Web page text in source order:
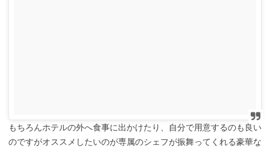
もちろんホテルの外へ食事に出かけたり、自分で用意するのも良い
のですがオススメしたいのが専属のシェフが振舞ってくれる豪華な